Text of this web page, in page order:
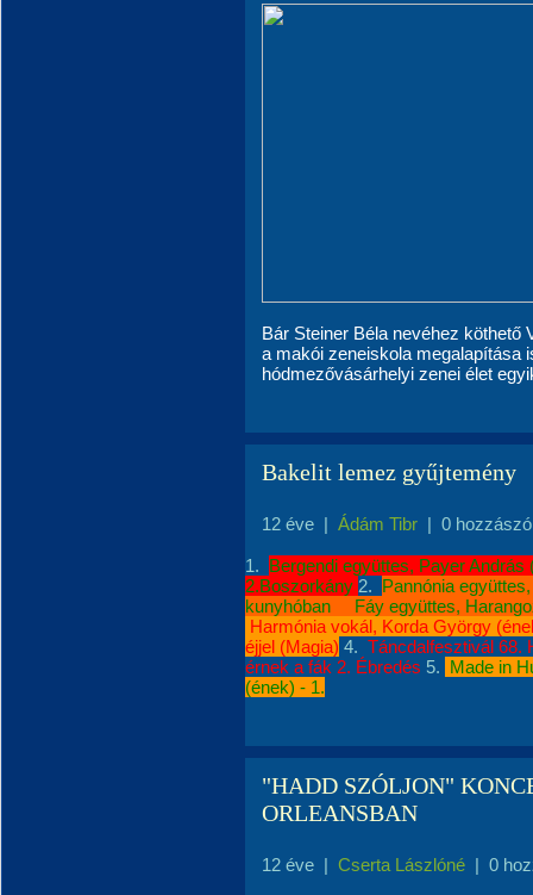
Bár Steiner Béla nevéhez köthető
a makói zeneiskola megalapítása
hódmezővásárhelyi zenei élet
Bakelit lemez gyűjtemény
12 éve | Ádám Tibr | 0
1. Bergendi együttes, Payer
2.Boszorkány 2. Pannónia
kunyhóban
Fáy együttes,
Harmónia vokál, Korda György
éjjel (Magia) 4. Táncdalfesztivál 68.
érnek a fák 2. Ébredés 5. Made in
(ének) - 1.
"HADD SZÓLJON"
ORLEANSBAN
12 éve | Cserta Lászlóné | 0